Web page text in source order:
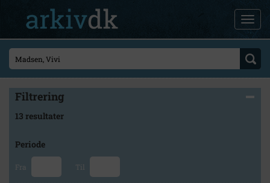
Filtrering
13 resultater
Periode
Fra Til